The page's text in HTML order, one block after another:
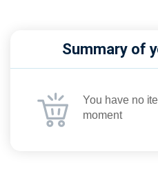
Summary of
You have no
moment